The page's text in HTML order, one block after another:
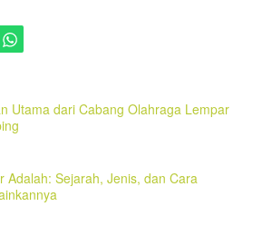
Utama dari Cabang Olahraga Lempar
Adalah: Sejarah, Jenis, dan Cara